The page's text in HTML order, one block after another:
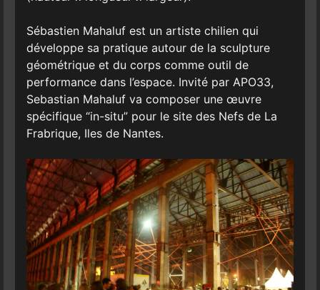
Sébastien Mahaluf est un artiste chilien qui
développe sa pratique autour de la sculpture
géométrique et du corps comme outil de
performance dans l’espace. Invité par APO33,
Sebastian Mahaluf va composer une œuvre
spécifique “in-situ” pour le site des Nefs de La
Frabrique, Iles de Nantes.